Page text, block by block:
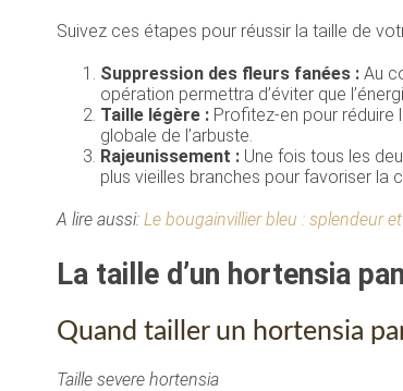
Suivez ces étapes pour réussir la taille de
Suppression des fleurs fanées : Au
opération permettra d’éviter que
Taille légère : Profitez-en pour réduire
globale de l’arbuste.
Rajeunissement : Une fois tous les
plus vieilles branches pour favoriser la
A lire aussi: Le bougainvillier bleu : splendeur
La taille d’un hortensia
Quand tailler un hortensia
Taille severe hortensia